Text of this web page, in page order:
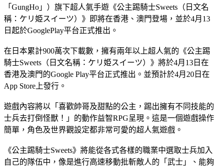
「GungHo」）旗下超人氣手遊《公主踢騎士Sweets（日文名
稱：ケリ姫スイーツ）》即將在香港、澳門登場，並於4月13
日起於GooglePlay平台正式推出。
在日本累計900萬次下載數，擁有兩年以上超人氣的《公主踢
騎士Sweets（日文名稱：ケリ姫スイーツ）》將於4月13日在
香港及澳門的Google Play平台正式推出。並預計於4月20日在
App Store上發行。
遊戲內容將以「喜歡帥哥及甜點的公主，踢出擁有不同技能的
士兵去打倒怪獸！」的動作益智RPG呈現。這是一個遊戲操作
簡單，角色及世界觀設定都非常可愛的超人氣遊戲。
《公主踢騎士Sweets》將能從各式各樣的職業中選取士兵加入
自己的隊伍中，像是進行高速移動批斬敵人的「武士」、能夠